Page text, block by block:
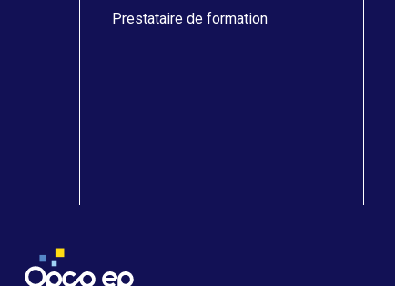
Prestataire de formation